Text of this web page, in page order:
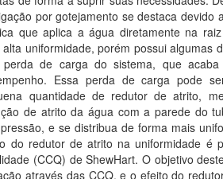
por gotejamento se destaca devido
que aplica a água diretamente na
uniformidade, porém possui algumas
de carga do sistema, que acaba
Essa perda de carga pode
quantidade de redutor de atrito,
de atrito da água com a parede do
e se distribua de forma mais
do redutor de atrito na uniformidade é
(CCQ) de ShewHart. O objetivo
através das CCQ, e o efeito do